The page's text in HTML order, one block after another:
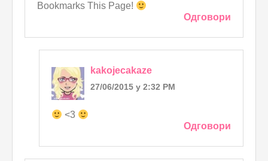
Bookmarks This Page!
Одговори
kakojecakaze
27/06/2015 у 2:32 PM
<3
Одговори